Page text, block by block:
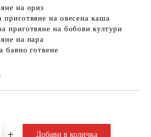
на ориз
приготвяне на овесена каша
приготвяне на бобови култури
на пара
бавно готвене